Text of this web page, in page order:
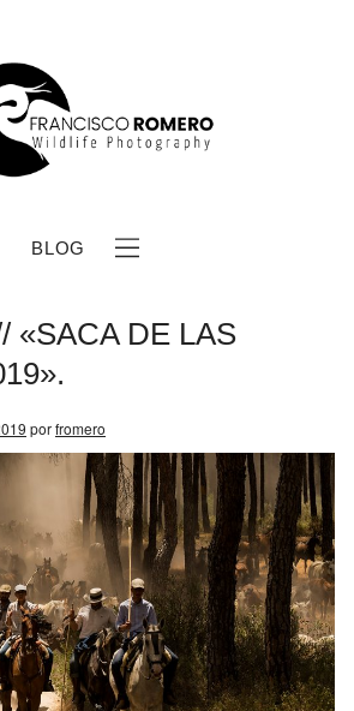
BLOG
«SACA DE LAS
porfromero